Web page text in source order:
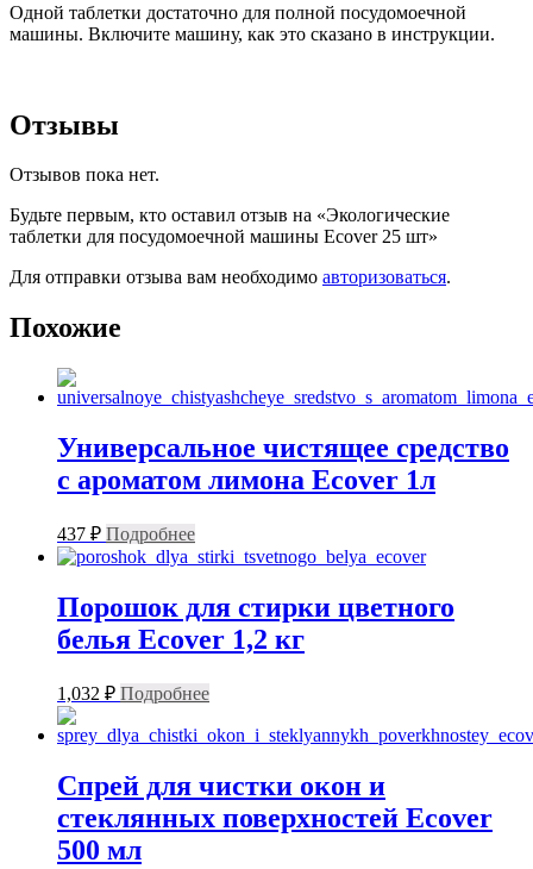
Одной таблетки достаточно для полной посудомоечной
машины. Включите машину, как это сказано в инструкции.
Отзывы
Отзывов пока нет.
Будьте первым, кто оставил отзыв на «Экологические
таблетки для посудомоечной машины Ecover 25 шт»
Для отправки отзыва вам необходимо авторизоваться.
Похожие
Универсальное чистящее средство
с ароматом лимона Ecover 1л
437 ₽ Подробнее
Порошок для стирки цветного
белья Ecover 1,2 кг
1,032 ₽ Подробнее
Спрей для чистки окон и
стеклянных поверхностей Ecover
500 мл